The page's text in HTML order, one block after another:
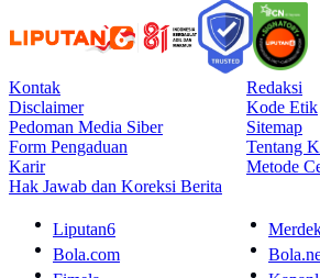
Kontak
Redaksi
Disclaimer
Kode Etik
Pedoman Media Siber
Sitemap
Form Pengaduan
Tentang
Karir
Metode
Hak Jawab dan Koreksi Berita
Liputan6
Bola.com